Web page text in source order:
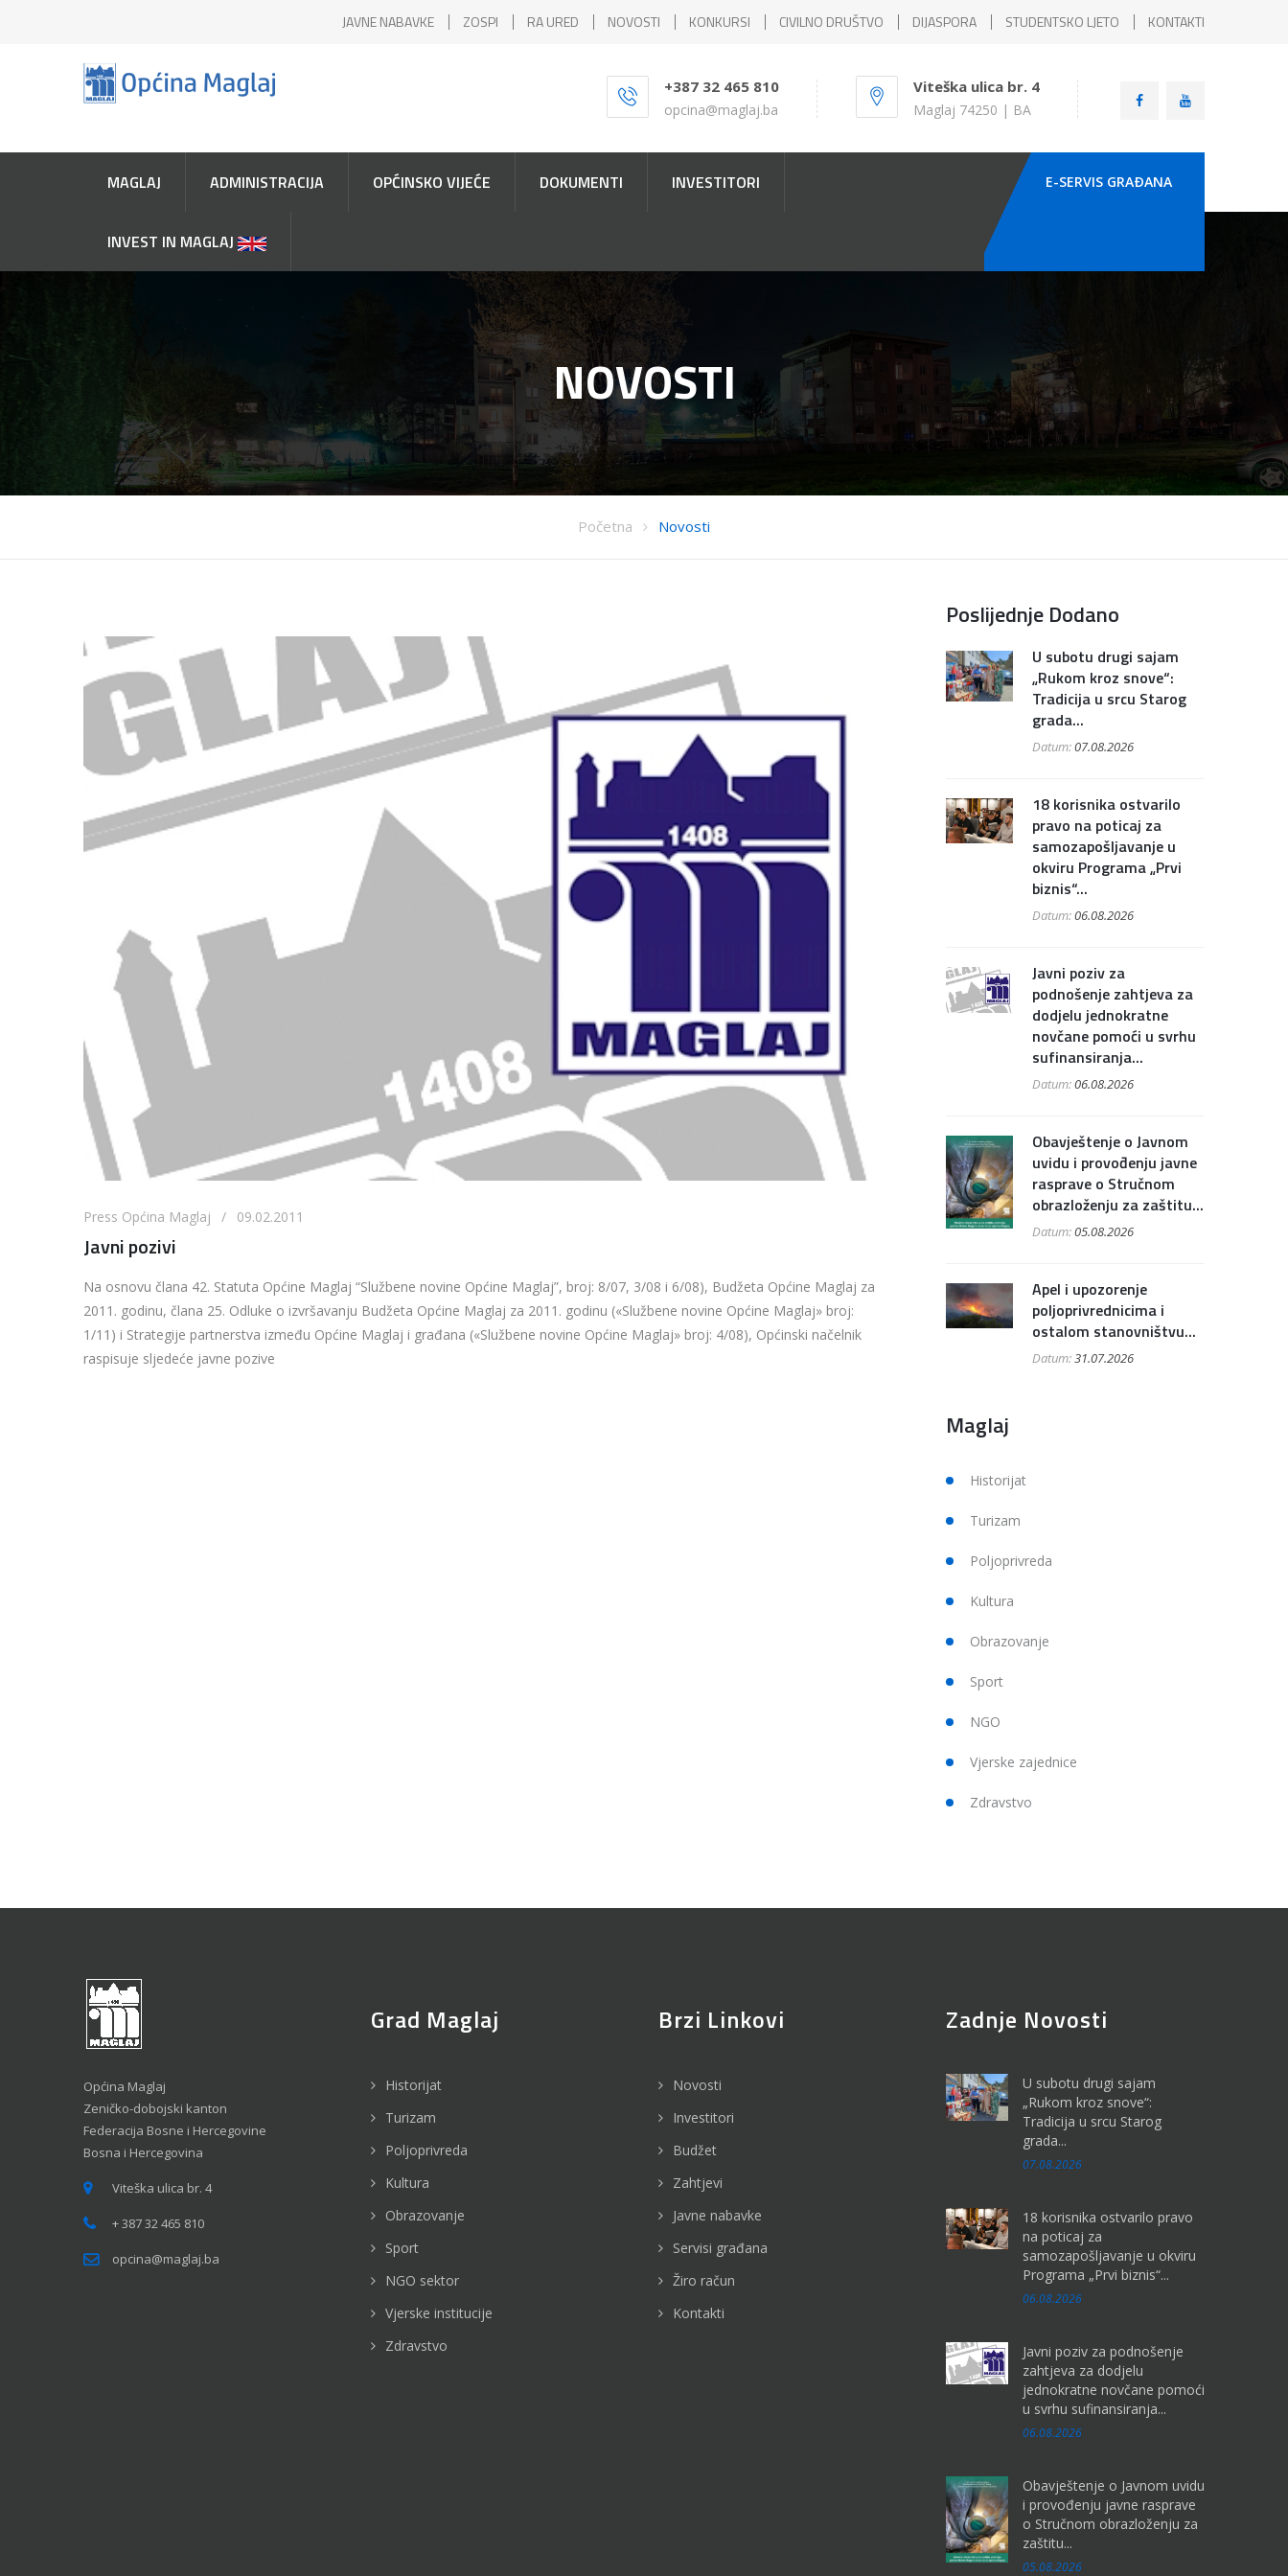
JAVNE NABAVKE ZOSPI RA URED NOVOSTI KONKURSI CIVILNO DRUŠTVO DIJASPORA STUDENTSKO LJETO KONTAKTI
+387 32 465 810
opcina@maglaj.ba
Viteška ulica br. 4
Maglaj 74250 | BA
MAGLAJ ADMINISTRACIJA OPĆINSKO VIJEĆE DOKUMENTI INVESTITORI
INVEST IN MAGLAJ
E-SERVIS GRAÐANA
NOVOSTI
Početna Novosti
Press Općina Maglaj / 09.02.2011
Javni pozivi
Na osnovu člana 42. Statuta Općine Maglaj “Službene novine Općine Maglaj”, broj: 8/07, 3/08 i 6/08), Budžeta Općine Maglaj za
2011. godinu, člana 25. Odluke o izvršavanju Budžeta Općine Maglaj za 2011. godinu («Službene novine Općine Maglaj» broj:
1/11) i Strategije partnerstva između Općine Maglaj i građana («Službene novine Općine Maglaj» broj: 4/08), Općinski načelnik
raspisuje sljedeće javne pozive
Poslijednje Dodano
U subotu drugi sajam
„Rukom kroz snove“:
Tradicija u srcu Starog
grada...
Datum:07.08.2026
18 korisnika ostvarilo
pravo na poticaj za
samozapošljavanje u
okviru Programa „Prvi
biznis“...
Datum:06.08.2026
Javni poziv za
podnošenje zahtjeva za
dodjelu jednokratne
novčane pomoći u svrhu
sufinansiranja...
Datum:06.08.2026
Obavještenje o Javnom
uvidu i provođenju javne
rasprave o Stručnom
obrazloženju za zaštitu...
Datum:05.08.2026
Apel i upozorenje
poljoprivrednicima i
ostalom stanovništvu...
Datum:31.07.2026
Maglaj
Historijat
Turizam
Poljoprivreda
Kultura
Obrazovanje
Sport
NGO
Vjerske zajednice
Zdravstvo
Općina Maglaj
Zeničko-dobojski kanton
Federacija Bosne i Hercegovine
Bosna i Hercegovina
Viteška ulica br. 4
+ 387 32 465 810
opcina@maglaj.ba
Grad Maglaj
Historijat
Turizam
Poljoprivreda
Kultura
Obrazovanje
Sport
NGO sektor
Vjerske institucije
Zdravstvo
Brzi Linkovi
Novosti
Investitori
Budžet
Zahtjevi
Javne nabavke
Servisi građana
Žiro račun
Kontakti
Zadnje Novosti
U subotu drugi sajam
„Rukom kroz snove“:
Tradicija u srcu Starog
grada...
07.08.2026
18 korisnika ostvarilo pravo
na poticaj za
samozapošljavanje u okviru
Programa „Prvi biznis“...
06.08.2026
Javni poziv za podnošenje
zahtjeva za dodjelu
jednokratne novčane pomoći
u svrhu sufinansiranja...
06.08.2026
Obavještenje o Javnom uvidu
i provođenju javne rasprave
o Stručnom obrazloženju za
zaštitu...
05.08.2026